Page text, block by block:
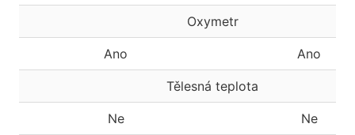
Oxymetr
Ano Ano
Tělesná teplota
Ne Ne